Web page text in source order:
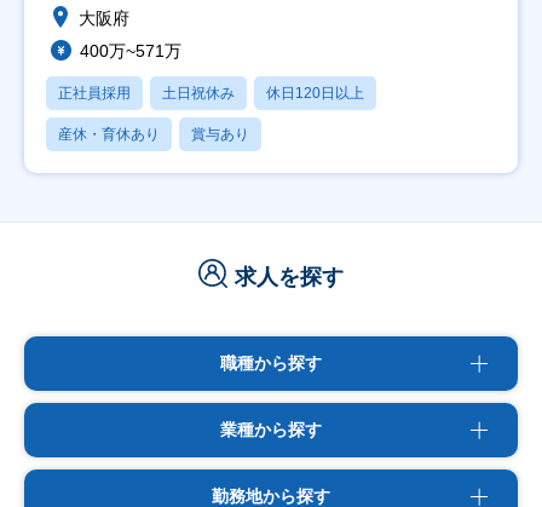
大阪府
400万~571万
正社員採用 土日祝休み 休日120日以上
産休・育休あり 賞与あり
求人を探す
職種から探す
業種から探す
勤務地から探す